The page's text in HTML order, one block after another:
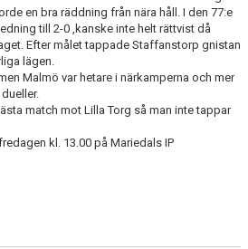
en bra räddning från nära håll. I den 77:e
till 2-0 ,kanske inte helt rättvist då
Efter målet tappade Staffanstorp gnistan
lägen.
Malmö var hetare i närkamperna och mer
match mot Lilla Torg så man inte tappar
kl. 13.00 på Mariedals IP